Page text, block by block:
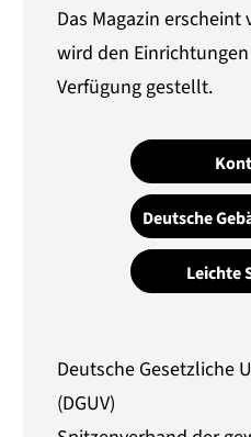
Das Magazin
wird den
Verfügung gestellt.
Deutsche
Leichte
Deutsche Gesetzliche
(DGUV)